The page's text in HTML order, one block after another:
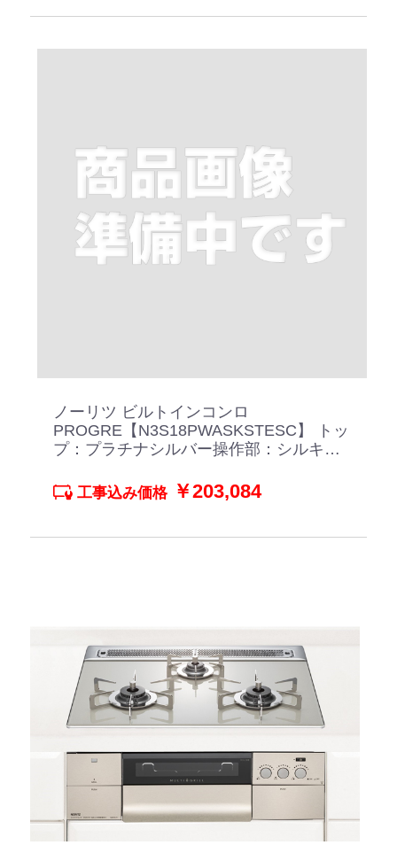
ノーリツ ビルトインコンロ
PROGRE【N3S18PWASKSTESC】 トッ
プ：プラチナシルバー操作部：シルキー
工事込み価格￥203,084